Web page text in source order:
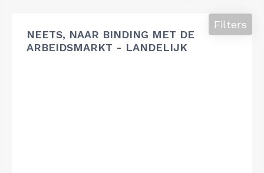
NEETS, NAAR BINDING MET DE
ARBEIDSMARKT - LANDELIJK
Filters